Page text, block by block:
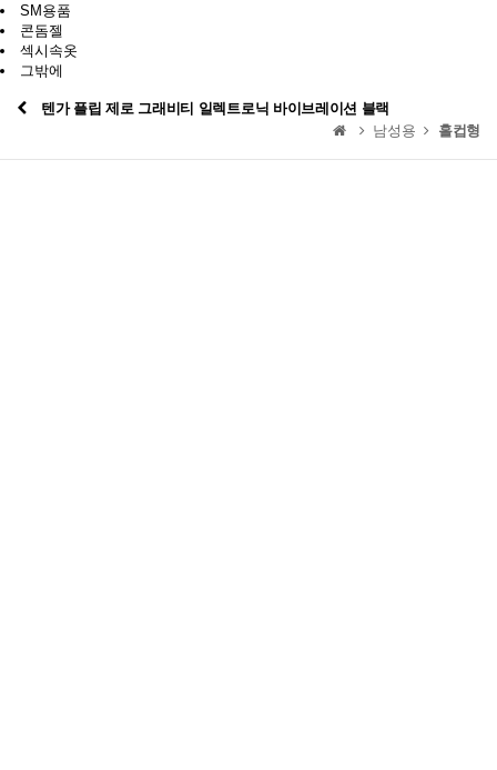
SM용품
콘돔젤
섹시속옷
그밖에
텐가 플립 제로 그래비티 일렉트로닉 바이브레이션 블랙
남성용
홀컵형